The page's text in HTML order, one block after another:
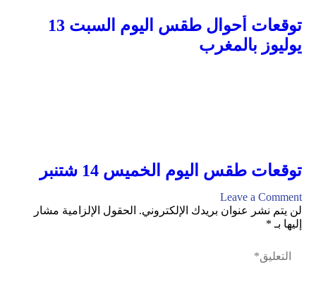
توقعات أحوال طقس اليوم السبت 13
يوليوز بالمغرب
توقعات طقس اليوم الخميس 14 شتنبر
Leave a Comment
لن يتم نشر عنوان بريدك الإلكتروني. الحقول الإلزامية مشار
إليها بـ *